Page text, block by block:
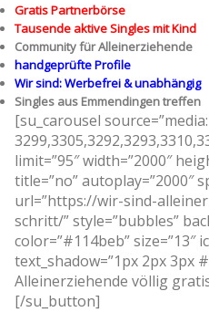
Gratis Partnerbörse
Tausende aktive Singles mit Kind
Community für Alleinerziehende
handgeprüfte Profile
Wir sind: Werbefrei & unabhängig
Singles aus Emmendingen treffen
[su_carousel source=”media:
limit=”95″ width=”2000″
title=”no” autoplay=”2000″
url=”https://wir-sind-
schritt/” style=”bubbles”
color=”#114beb” size=”13″
text_shadow=”1px 2px 3px
Alleinerziehende völlig
[/su_button]